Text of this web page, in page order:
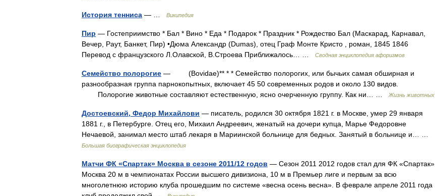
История тенниса — … Википедия
Пир — Гостеприимство * Бал * Вино * Еда * Подарок * Праздник * Рождество Бал (Маскарад, Карнавал,
Вечер, Раут, Банкет, Пир) •Дюма Александр (Dumas), отец Граф Монте Кристо , роман, 1845 1846
Перевод с французского Л.Олавской, В.Строева Приближалось… …
Сводная энциклопедия афоризмов
Семейство полорогие — (Bovidae)** * * Семейство полорогих, или бычьих самая обширная и
разнообразная группа парнокопытных, включает 45 50 современных родов и около 130 видов.
Полорогие животные составляют естественную, ясно очерченную группу. Как ни… …
Жизнь животных
Достоевский, Федор Михайлови — писатель, родился 30 октября 1821 г. в Москве, умер 29 января
1881 г., в Петербурге. Отец его, Михаил Андреевич, женатый на дочери купца, Марье Федоровне
Нечаевой, занимал место штаб лекаря в Мариинской больнице для бедных. Занятый в больнице и… …
Большая биографическая энциклопедия
Матчи ФК «Спартак» Москва в сезоне 2011/12 годов — Сезон 2011 2012 годов стал для ФК «Спартак»
Москва 20 м в чемпионатах России высшего дивизиона, 10 м в Премьер лиге и первым за всю
многолетнюю историю клуба прошедшим по системе «весна осень весна». В феврале апреле 2011 года